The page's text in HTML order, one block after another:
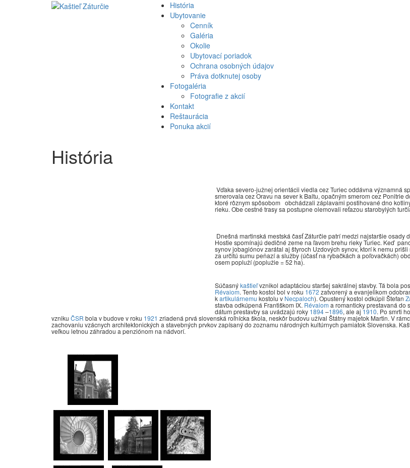
História
Ubytovanie
Cenník
Galéria
Okolie
Ubytovací poriadok
Ochrana osobných údajov
Práva dotknutej osoby
Fotogaléria
Fotografie z akcií
Kontakt
Reštaurácia
Ponuka akcií
História
Vďaka severo-južnej orientácii viedla cez Turiec oddávna významná
smerovala cez Oravu na sever k Baltu, opačným smerom cez
ktoré rôznym spôsobom obchádzali záplavami postihované dno
rieku. Obe cestné trasy sa postupne olemovali reťazou starobylých
Dnešná martinská mestská časť Záturčie patrí medzi najstaršie
Hostie spomínajú dedičné zeme na ľavom brehu rieky Turiec. Keď
synov jobagiónov zarátal aj štyroch Uzdových synov, ktorí k nemu
za určitú sumu peňazí a služby (účasť na rybačkách a poľovačkách)
osem popluží (poplužie = 52 ha).
Súčasnýkaštieľvznikol adaptáciou staršej sakrálnej stavby. Tá bola
Révaiom. Tento kostol bol v roku 1672 zatvorený a evanjelikom
kartikulárnemu kostolu v Necpaloch). Opustený kostol odkúpil Štefan
stavba odkúpená Františkom IX. Révaiom a romanticky prestavaná do
dátum prestavby sa uvádzajú roky 1894–1896, ale aj1910. Po smrti
vzniku ČSR bola v budove v roku 1921 zriadená prvá slovenská roľnícka škola, neskôr budovu užíval Štátny majetok Martin. V
zachovaniu vzácnych architektonických a stavebných prvkov zapísaný do zoznamu národných kultúrnych pamiatok Slovenska.
veľkou letnou záhradou a penziónom na nádvorí.